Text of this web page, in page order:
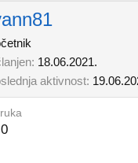
18.06.2021.
aktivnost
0